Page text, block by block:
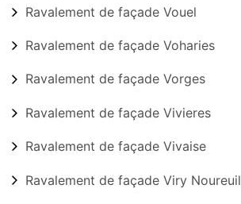
Ravalement de façade Vouel
Ravalement de façade Voharies
Ravalement de façade Vorges
Ravalement de façade Vivieres
Ravalement de façade Vivaise
Ravalement de façade Viry Noureuil